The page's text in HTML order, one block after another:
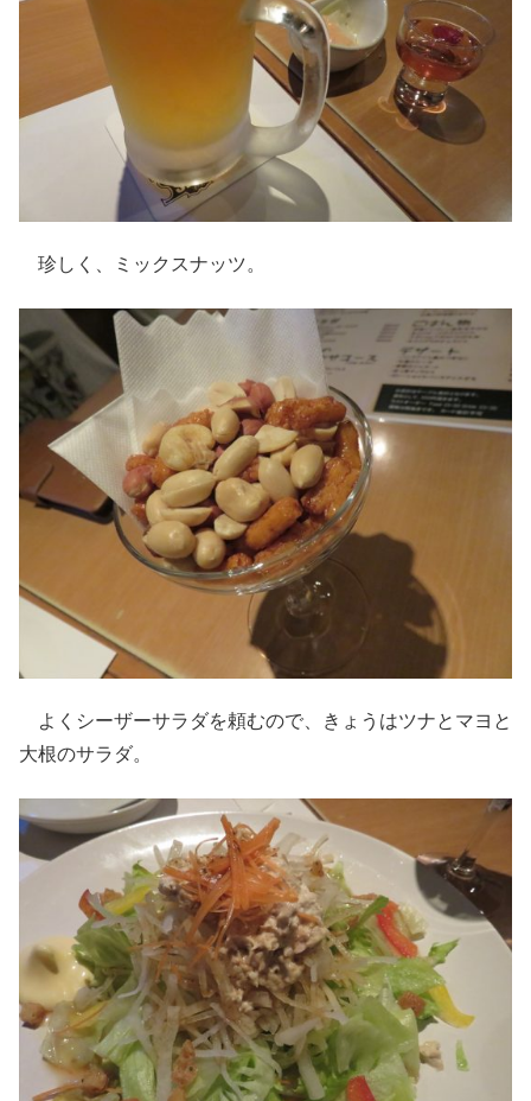
珍しく、ミックスナッツ。
よくシーザーサラダを頼むので、きょうはツナとマヨと
大根のサラダ。